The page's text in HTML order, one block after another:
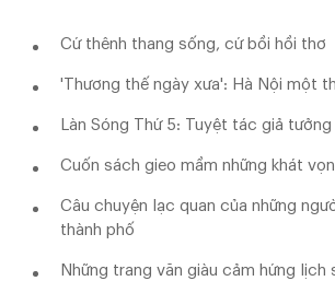
Cứ thênh thang sống, cứ bồi hồi thơ
'Thương thế ngày xưa': Hà Nội một
Làn Sóng Thứ 5: Tuyệt tác giả tưởng
Cuốn sách gieo mầm những khát
Câu chuyện lạc quan của những
thành phố
Những trang văn giàu cảm hứng lịch